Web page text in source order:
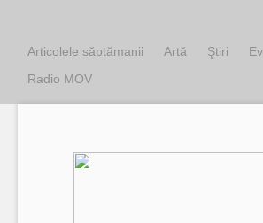
Articolele săptămanii Artă Ştiri
Radio MOV